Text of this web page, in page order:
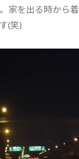
家を出る時から
(笑)